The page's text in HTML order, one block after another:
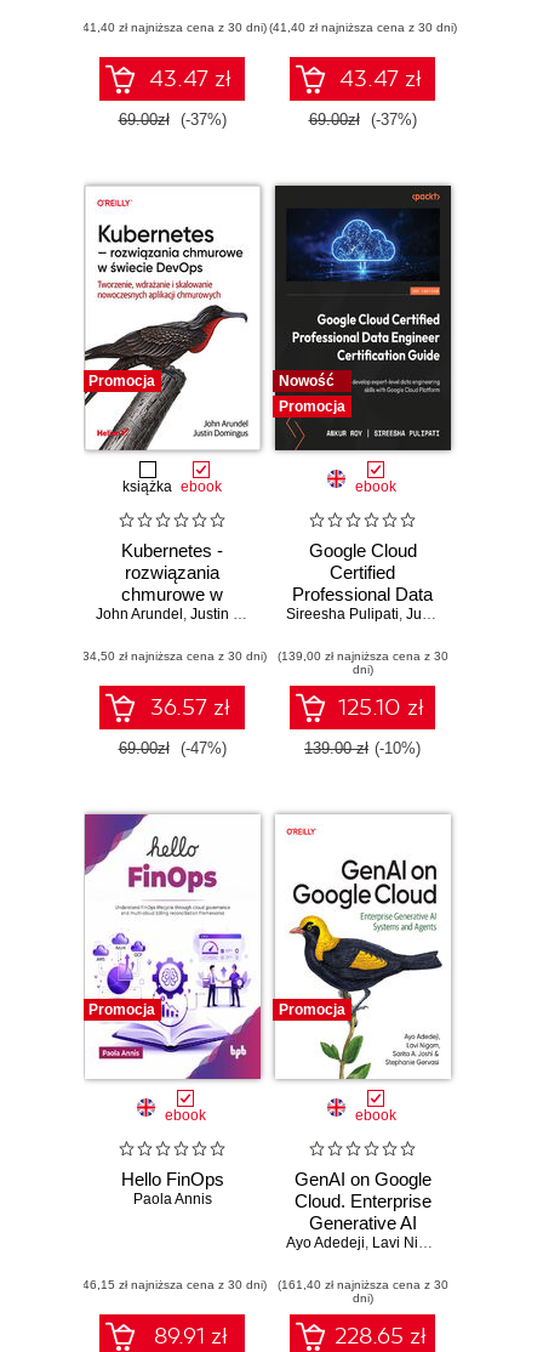
(41,40 zł najniższa cena z 30 dni)
43.47 zł
69.00zł (-37%)
trendów
(41,40 zł najniższa cena z 30 dni)
43.47 zł
69.00zł (-37%)
Promocja
książka ebook
Kubernetes -
rozwiązania
chmurowe w
świecie DevOps.
wdrażanie i
skalowanie
nowoczesnych
aplikacji
chmurowych
John Arundel , Justin Domingus
(34,50 zł najniższa cena z 30 dni)
36.57 zł
69.00zł (-47%)
Nowość
Promocja
ebook
Google Cloud
Certified
Professional Data
Engineer
Get certified and
develop expert-
level data
engineering skills
with Google Cloud
Sireesha Pulipati, Juan Carlos Escalante Soto
(139,00 zł najniższa cena z 30
dni)
125.10 zł
139.00 zł (-10%)
Promocja
ebook
Hello FinOps
Paola Annis
(46,15 zł najniższa cena z 30 dni)
89.91 zł
Promocja
ebook
GenAI on Google
Cloud. Enterprise
Generative AI
Systems and
Ayo Adedeji, Lavi Nigam
(161,40 zł najniższa cena z 30
dni)
228.65 zł